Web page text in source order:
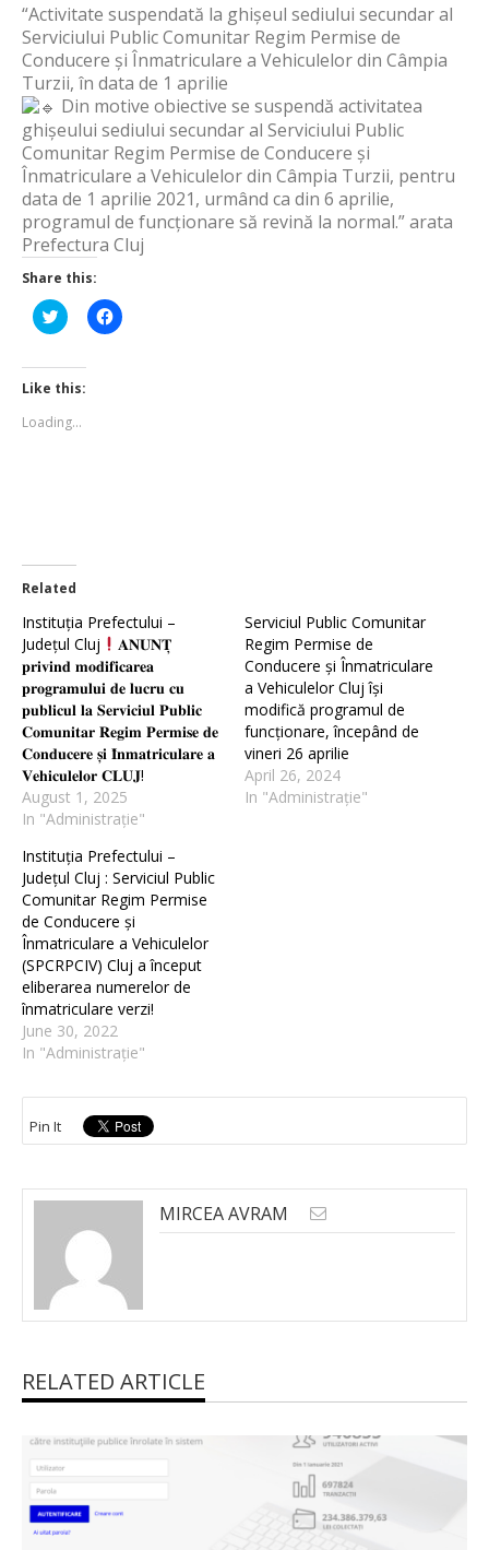
“Activitate suspendată la ghișeul sediului secundar al
Serviciului Public Comunitar Regim Permise de
Conducere și Înmatriculare a Vehiculelor din Câmpia
Turzii, în data de 1 aprilie
Din motive obiective se suspendă activitatea
ghișeului sediului secundar al Serviciului Public
Comunitar Regim Permise de Conducere și
Înmatriculare a Vehiculelor din Câmpia Turzii, pentru
data de 1 aprilie 2021, urmând ca din 6 aprilie,
programul de funcționare să revină la normal.” arata
Prefectura Cluj
Share this:
Click
to
Twitter
(Opens
in
window)
Click
to
Like this:
Loading...
Related
Instituția Prefectului –
Județul Cluj
𝐀𝐍𝐔𝐍𝐓̦
𝐩𝐫𝐢𝐯𝐢𝐧𝐝 𝐦𝐨𝐝𝐢𝐟𝐢𝐜𝐚𝐫𝐞𝐚
𝐩𝐫𝐨𝐠𝐫𝐚𝐦𝐮𝐥𝐮𝐢 𝐝𝐞 𝐥𝐮𝐜𝐫𝐮 𝐜𝐮
𝐩𝐮𝐛𝐥𝐢𝐜𝐮𝐥 𝐥𝐚 𝐒𝐞𝐫𝐯𝐢𝐜𝐢𝐮𝐥 𝐏𝐮𝐛𝐥𝐢𝐜
𝐂𝐨𝐦𝐮𝐧𝐢𝐭𝐚𝐫 𝐑𝐞𝐠𝐢𝐦 𝐏𝐞𝐫𝐦𝐢𝐬𝐞 𝐝𝐞
𝐂𝐨𝐧𝐝𝐮𝐜𝐞𝐫𝐞 𝐬̦𝐢 𝐈̂𝐧𝐦𝐚𝐭𝐫𝐢𝐜𝐮𝐥𝐚𝐫𝐞 𝐚
𝐕𝐞𝐡𝐢𝐜𝐮𝐥𝐞𝐥𝐨𝐫 𝐂𝐋𝐔𝐉!
August 1, 2025
In "Administrație"
Serviciul Public Comunitar
Regim Permise de
Conducere și Înmatriculare
a Vehiculelor Cluj își
modifică programul de
funcționare, începând de
vineri 26 aprilie
April 26, 2024
In "Administrație"
Instituția Prefectului –
Județul Cluj : Serviciul Public
Comunitar Regim Permise
de Conducere și
Înmatriculare a Vehiculelor
(SPCRPCIV) Cluj a început
eliberarea numerelor de
înmatriculare verzi!
June 30, 2022
In "Administrație"
Pin It
MIRCEA AVRAM
RELATED ARTICLE